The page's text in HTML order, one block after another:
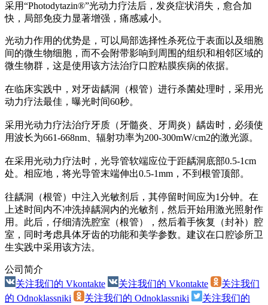
采用“Photodytazin®”光动力疗法后，发炎症状消失，愈合加
快，局部免疫力显著增强，痛感减小。
光动力作用的优势是，可以局部选择性杀死位于表面以及细胞
间的微生物细胞，而不会附带影响到周围的组织和相邻区域的
微生物群，这是使用该方法治疗口腔粘膜疾病的依据。
在临床实践中，对牙齿龋洞（根管）进行杀菌处理时，采用光
动力疗法最佳，曝光时间60秒。
采用光动力疗法治疗牙质（牙髓炎、牙周炎）龋齿时，必须使
用波长为661-668nm、辐射功率为200-300mW/cm2的激光源。
在采用光动力疗法时，光导管软端应位于距龋洞底部0.5-1cm
处。相应地，将光导管末端伸出0.5-1mm，不到根管顶部。
往龋洞（根管）中注入光敏剂后，其停留时间应为1分钟。在
上述时间内不冲洗掉龋洞内的光敏剂，然后开始用激光照射作
用。此后，仔细清洗腔室（根管），然后着手恢复（封补）腔
室，同时考虑具体牙齿的功能和美学参数。建议在口腔诊所卫
生实践中采用该方法。
公司简介
关注我们的 Vkontakte
关注我们的 Vkontakte
关注我们
的 Odnoklassniki
关注我们的 Odnoklassniki
关注我们的